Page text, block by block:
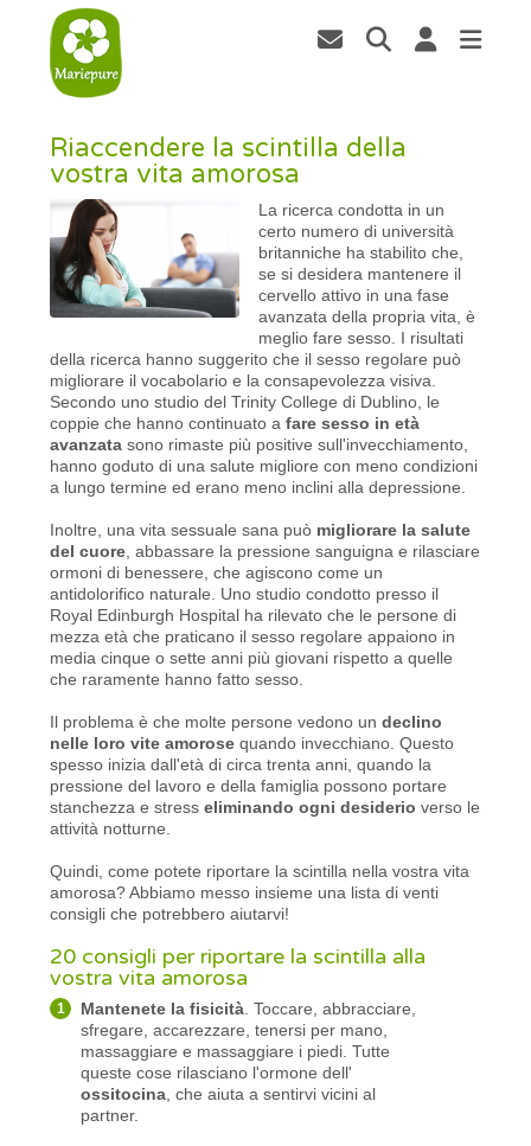
Riaccendere la scintilla della
vostra vita amorosa
La ricerca condotta in un
certo numero di università
britanniche ha stabilito che,
se si desidera mantenere il
cervello attivo in una fase
avanzata della propria vita, è
meglio fare sesso. I risultati
della ricerca hanno suggerito che il sesso regolare può
migliorare il vocabolario e la consapevolezza visiva.
Secondo uno studio del Trinity College di Dublino, le
coppie che hanno continuato afare sesso in età
avanzatasono rimaste più positive sull'invecchiamento,
hanno goduto di una salute migliore con meno condizioni
a lungo termine ed erano meno inclini alla depressione.
Inoltre, una vita sessuale sana può migliorare la salute
del cuore , abbassare la pressione sanguigna e rilasciare
ormoni di benessere, che agiscono come un
antidolorifico naturale. Uno studio condotto presso il
Royal Edinburgh Hospital ha rilevato che le persone di
mezza età che praticano il sesso regolare appaiono in
media cinque o sette anni più giovani rispetto a quelle
che raramente hanno fatto sesso.
Il problema è che molte persone vedono undeclino
nelle loro vite amorose quando invecchiano. Questo
spesso inizia dall'età di circa trenta anni, quando la
pressione del lavoro e della famiglia possono portare
stanchezza e stresseliminando ogni desiderio verso le
attività notturne.
Quindi, come potete riportare la scintilla nella vostra vita
amorosa? Abbiamo messo insieme una lista di venti
consigli che potrebbero aiutarvi!
20 consigli per riportare la scintilla alla
vostra vita amorosa
Mantenete la fisicità . Toccare, abbracciare,
sfregare, accarezzare, tenersi per mano,
massaggiare e massaggiare i piedi. Tutte
queste cose rilasciano l'ormone dell'
ossitocina , che aiuta a sentirvi vicini al
partner.